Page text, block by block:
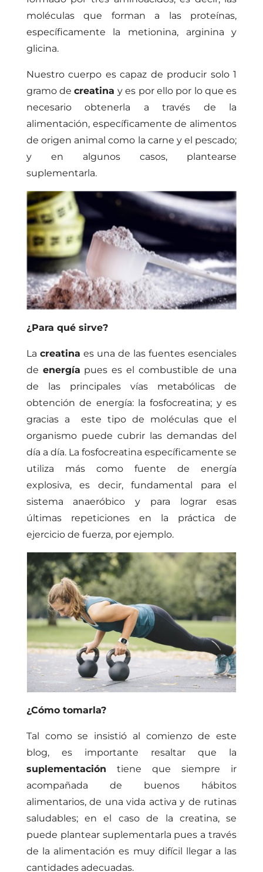
moléculas que forman a las proteínas,
específicamente la metionina, arginina y
glicina.
Nuestro cuerpo es capaz de producir solo 1
gramo decreatina y es por ello por lo que es
necesario obtenerla a través de la
alimentación, específicamente de alimentos
de origen animal como la carne y el pescado;
y en algunos casos, plantearse
suplementarla.
¿Para qué sirve?
La creatina es una de las fuentes esenciales
de energía pues es el combustible de una
de las principales vías metabólicas de
obtención de energía: la fosfocreatina; y es
gracias a este tipo de moléculas que el
organismo puede cubrir las demandas del
día a día. La fosfocreatina específicamente se
utiliza más como fuente de energía
explosiva, es decir, fundamental para el
sistema anaeróbico y para lograr esas
últimas repeticiones en la práctica de
ejercicio de fuerza, por ejemplo.
¿Cómo tomarla?
Tal como se insistió al comienzo de este
blog, es importante resaltar que la
suplementación tiene que siempre ir
acompañada de buenos hábitos
alimentarios, de una vida activa y de rutinas
saludables; en el caso de la creatina, se
puede plantear suplementarla pues a través
de la alimentación es muy difícil llegar a las
cantidades adecuadas.